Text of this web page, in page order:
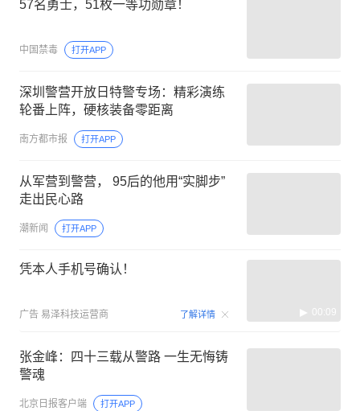
57名勇士，51枚一等功勋章！
中国禁毒 打开APP
深圳警营开放日特警专场：精彩演练
轮番上阵，硬核装备零距离
南方都市报 打开APP
从军营到警营， 95后的他用“实脚步”
走出民心路
潮新闻 打开APP
凭本人手机号确认！
广告 易泽科技运营商 了解详情 00:09
张金峰：四十三载从警路 一生无悔铸
警魂
北京日报客户端 打开APP